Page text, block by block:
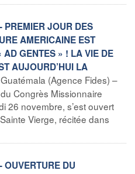
PREMIER JOUR DES
AMERICAINE EST
GENTES » ! LA VIE DE
AUJOURD’HUI LA
Guatémala (Agence Fides) –
Congrès Missionnaire
26 novembre, s’est ouvert
Vierge, récitée dans
OUVERTURE DU